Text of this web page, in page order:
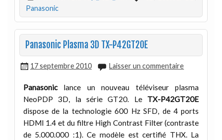
Panasonic
Panasonic Plasma 3D TX-P42GT20E
17 septembre 2010 Laisser un commentaire
Panasonic lance un nouveau téléviseur plasma
NeoPDP 3D, la série GT20. Le TX-P42GT20E
dispose de la technologie 600 Hz SFD, de 4 ports
HDMI 1.4 et du filtre High Contrast Filter (contraste
de 5.000.000 :1). Ce modèle est certifié THX. La